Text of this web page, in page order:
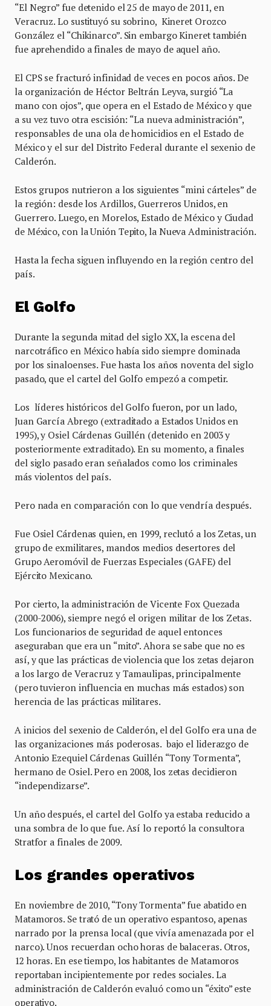
“El Negro” fue detenido el 25 de mayo de 2011, en
Veracruz. Lo sustituyó su sobrino, Kineret Orozco
González el “Chikinarco”. Sin embargo Kineret también
fue aprehendido a finales de mayo de aquel año.
El CPS se fracturó infinidad de veces en pocos años. De
la organización de Héctor Beltrán Leyva, surgió “La
mano con ojos”, que opera en el Estado de México y que
a su vez tuvo otra escisión: “La nueva administración”,
responsables de una ola de homicidios en el Estado de
México y el sur del Distrito Federal durante el sexenio de
Calderón.
Estos grupos nutrieron a los siguientes “mini cárteles” de
la región: desde los Ardillos, Guerreros Unidos, en
Guerrero. Luego, en Morelos, Estado de México y Ciudad
de México, con la Unión Tepito, la Nueva Administración.
Hasta la fecha siguen influyendo en la región centro del
país.
El Golfo
Durante la segunda mitad del siglo XX, la escena del
narcotráfico en México había sido siempre dominada
por los sinaloenses. Fue hasta los años noventa del siglo
pasado, que el cartel del Golfo empezó a competir.
Los líderes históricos del Golfo fueron, por un lado,
Juan García Abrego (extraditado a Estados Unidos en
1995), y Osiel Cárdenas Guillén (detenido en 2003 y
posteriormente extraditado). En su momento, a finales
del siglo pasado eran señalados como los criminales
más violentos del país.
Pero nada en comparación con lo que vendría después.
Fue Osiel Cárdenas quien, en 1999, reclutó a los Zetas, un
grupo de exmilitares, mandos medios desertores del
Grupo Aeromóvil de Fuerzas Especiales (GAFE) del
Ejército Mexicano.
Por cierto, la administración de Vicente Fox Quezada
(2000-2006), siempre negó el origen militar de los Zetas.
Los funcionarios de seguridad de aquel entonces
aseguraban que era un “mito”. Ahora se sabe que no es
así, y que las prácticas de violencia que los zetas dejaron
a los largo de Veracruz y Tamaulipas, principalmente
(pero tuvieron influencia en muchas más estados) son
herencia de las prácticas militares.
A inicios del sexenio de Calderón, el del Golfo era una de
las organizaciones más poderosas. bajo el liderazgo de
Antonio Ezequiel Cárdenas Guillén “Tony Tormenta”,
hermano de Osiel. Pero en 2008, los zetas decidieron
“independizarse”.
Un año después, el cartel del Golfo ya estaba reducido a
una sombra de lo que fue. Así lo reportó la consultora
Stratfor a finales de 2009.
Los grandes operativos
En noviembre de 2010, “Tony Tormenta” fue abatido en
Matamoros. Se trató de un operativo espantoso, apenas
narrado por la prensa local (que vivía amenazada por el
narco). Unos recuerdan ocho horas de balaceras. Otros,
12 horas. En ese tiempo, los habitantes de Matamoros
reportaban incipientemente por redes sociales. La
administración de Calderón evaluó como un “éxito” este
operativo.